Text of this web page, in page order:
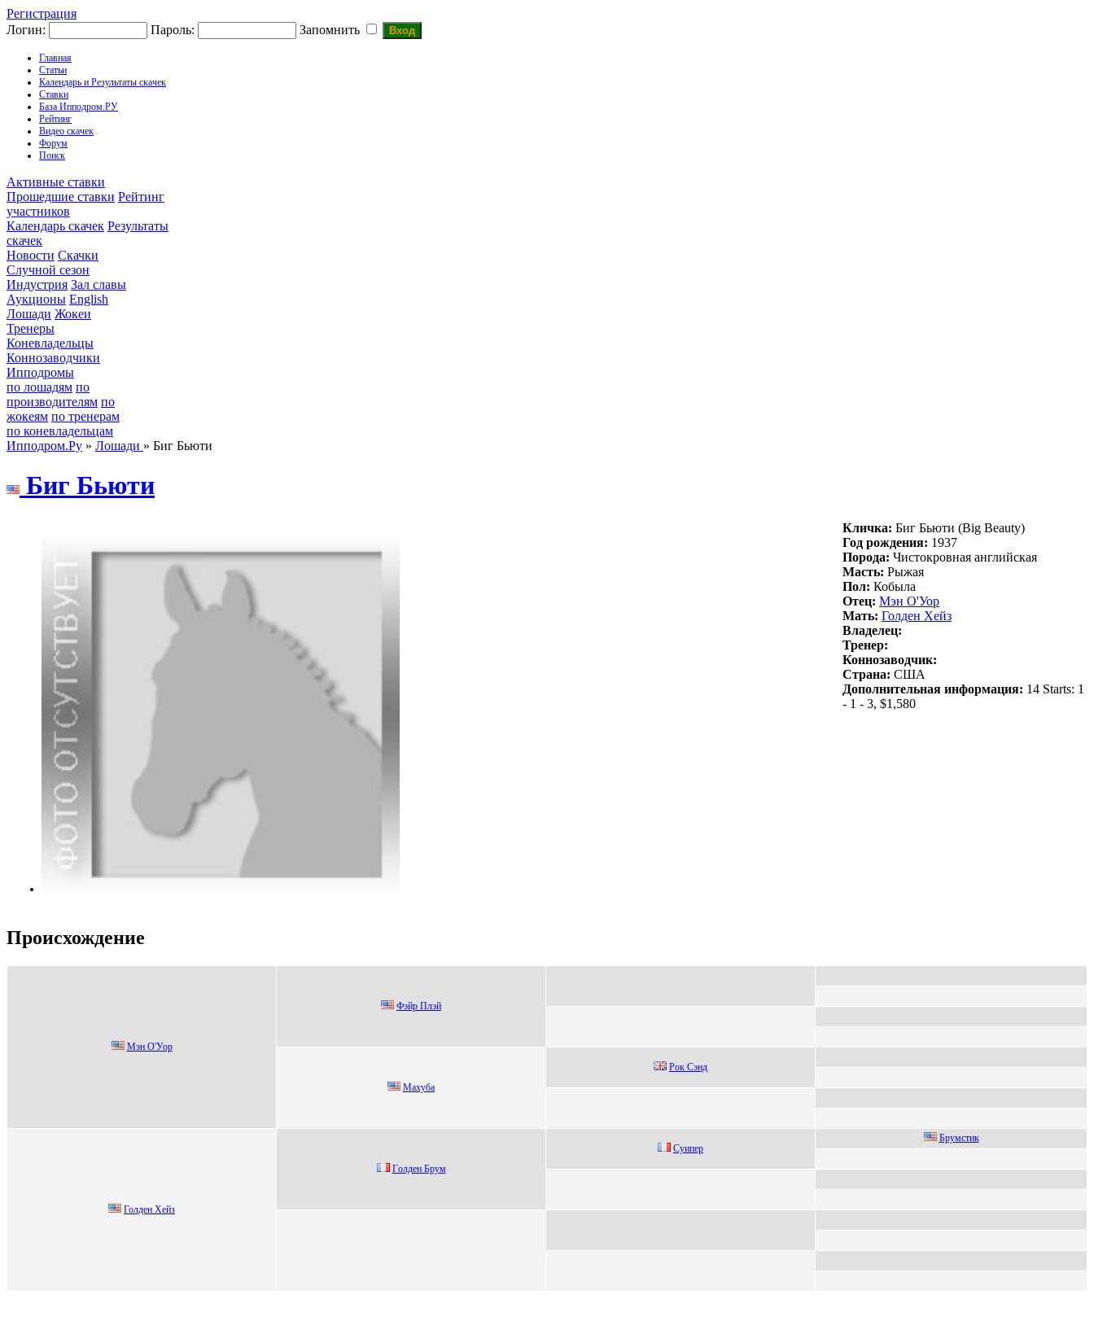
Регистрация
Логин:
Пароль: Запомнить
Главная
Статьи
Календарь и Результаты скачек
Ставки
База Ипподром.РУ
Рейтинг
Видео скачек
Форум
Поиск
Активные ставки
Прошедшие ставки Рейтинг
участников
Календарь скачек Результаты
скачек
Новости Скачки
Случной сезон
Индустрия Зал славы
Аукционы English
Лошади Жокеи
Тренеры
Коневладельцы
Коннозаводчики
Ипподромы
по лошадям по
производителям по
жокеям по тренерам
по коневладельцам
Ипподром.Ру » Лошади » Биг Бьюти
Биг Бьюти
Кличка: Биг Бьюти (Big Beauty)
Год рождения: 1937
Порода: Чистокровная английская
Масть: Рыжая
Пол: Кобыла
Отец: Mэн О'Уоp
Мать: Голдeн Хeйз
Владелец:
Тренер:
Коннозаводчик:
Страна: США
Дополнительная информация: 14 Starts: 1
- 1 - 3, $1,580
Происхождение
Mэн О'Уоp
Фэйр Плэй
Махуба
Рoк Сэнд
Голдeн Хeйз
Гoлдeн Бpум
Суипeр
Брумстик